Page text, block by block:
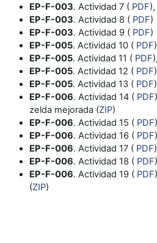
EP-F-003. Actividad 7 ( PDF
EP-F-003. Actividad 8 ( PDF)
EP-F-003. Actividad 9 ( PDF)
EP-F-005. Actividad 10 ( PDF
EP-F-005. Actividad 11 ( PDF
EP-F-005. Actividad 12 ( PDF
EP-F-005. Actividad 13 ( PDF
EP-F-006. Actividad 14 ( PDF
zelda mejorada (ZIP)
EP-F-006. Actividad 15 ( PDF
EP-F-006. Actividad 16 ( PDF
EP-F-006. Actividad 17 ( PDF
EP-F-006. Actividad 18 ( PDF
EP-F-006. Actividad 19 ( PDF
(ZIP)